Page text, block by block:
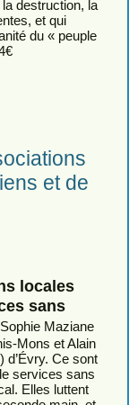
destruction, la
et qui
du « peuple
et de
locales
sans
Maziane
Mons et Alain
d’Évry. Ce sont
services sans
Elles luttent